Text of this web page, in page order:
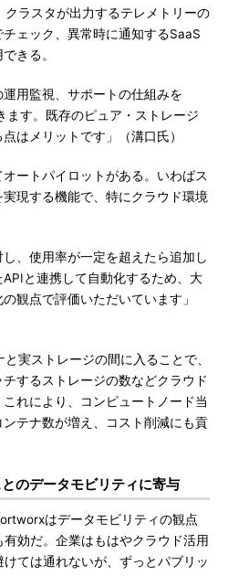
ラスタが出力するテレメトリーの
ェック、異常時に通知するSaaS
きる。
用監視、サポートの仕組みを
す。既存のピュア・ストレージ
はメリットです」（溝口氏）
ートパイロットがある。いわばス
現する機能で、特にクラウド環境
、使用率が一定を超えたら追加し
と連携して自動化するため、大
観点で評価いただいています」
実ストレージの間に入ることで、
するストレージの数などクラウド
れにより、コンピュートノード当
テナ数が増え、コスト削減にも貢
のデータモビリティに寄与
はデータモビリティの観点
有効だ。企業はもはやクラウド活用
けては通れないが、ずっとパブリッ